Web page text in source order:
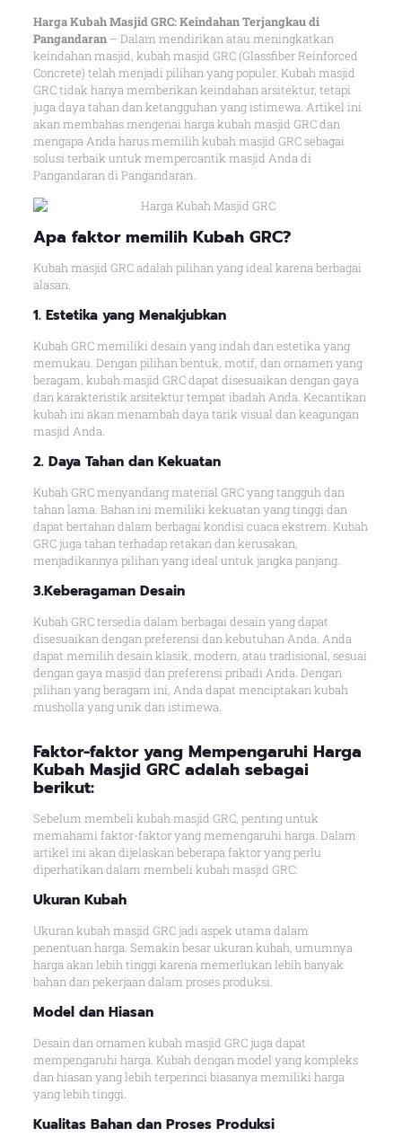
Harga Kubah Masjid GRC: Keindahan Terjangkau di
Pangandaran– Dalam mendirikan atau meningkatkan
keindahan masjid, kubah masjid GRC (Glassfiber Reinforced
Concrete) telah menjadi pilihan yang populer. Kubah masjid
GRC tidak hanya memberikan keindahan arsitektur, tetapi
juga daya tahan dan ketangguhan yang istimewa. Artikel ini
akan membahas mengenai harga kubah masjid GRC dan
mengapa Anda harus memilih kubah masjid GRC sebagai
solusi terbaik untuk mempercantik masjid Anda di
Pangandaran di Pangandaran.
Apa faktor memilih Kubah GRC?
Kubah masjid GRC adalah pilihan yang ideal karena berbagai
alasan.
1. Estetika yang Menakjubkan
Kubah GRC memiliki desain yang indah dan estetika yang
memukau. Dengan pilihan bentuk, motif, dan ornamen yang
beragam, kubah masjid GRC dapat disesuaikan dengan gaya
dan karakteristik arsitektur tempat ibadah Anda. Kecantikan
kubah ini akan menambah daya tarik visual dan keagungan
masjid Anda.
2. Daya Tahan dan Kekuatan
Kubah GRC menyandang material GRC yang tangguh dan
tahan lama. Bahan ini memiliki kekuatan yang tinggi dan
dapat bertahan dalam berbagai kondisi cuaca ekstrem. Kubah
GRC juga tahan terhadap retakan dan kerusakan,
menjadikannya pilihan yang ideal untuk jangka panjang.
3.Keberagaman Desain
Kubah GRC tersedia dalam berbagai desain yang dapat
disesuaikan dengan preferensi dan kebutuhan Anda. Anda
dapat memilih desain klasik, modern, atau tradisional, sesuai
dengan gaya masjid dan preferensi pribadi Anda. Dengan
pilihan yang beragam ini, Anda dapat menciptakan kubah
musholla yang unik dan istimewa.
Faktor-faktor yang Mempengaruhi Harga
Kubah Masjid GRC adalah sebagai
berikut:
Sebelum membeli kubah masjid GRC, penting untuk
memahami faktor-faktor yang memengaruhi harga. Dalam
artikel ini akan dijelaskan beberapa faktor yang perlu
diperhatikan dalam membeli kubah masjid GRC:
Ukuran Kubah
Ukuran kubah masjid GRC jadi aspek utama dalam
penentuan harga. Semakin besar ukuran kubah, umumnya
harga akan lebih tinggi karena memerlukan lebih banyak
bahan dan pekerjaan dalam proses produksi.
Model dan Hiasan
Desain dan ornamen kubah masjid GRC juga dapat
mempengaruhi harga. Kubah dengan model yang kompleks
dan hiasan yang lebih terperinci biasanya memiliki harga
yang lebih tinggi.
Kualitas Bahan dan Proses Produksi